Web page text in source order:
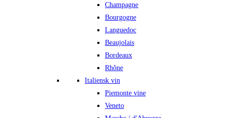
Champagne
Bourgogne
Languedoc
Beaujolais
Bordeaux
Rhône
Italiensk vin
Piemonte vine
Veneto